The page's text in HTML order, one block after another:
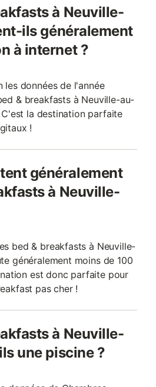
à Neuville-
ils généralement
à internet ?
les données de l'année
& breakfasts à Neuville-au-
la destination parfaite
!
généralement
à Neuville-
bed & breakfasts à Neuville-
généralement moins de 100
est donc parfaite pour
pas cher !
à Neuville-
une piscine ?